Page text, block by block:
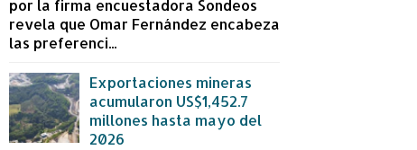
por la firma encuestadora Sondeos
revela que Omar Fernández encabeza
las preferenci...
Exportaciones mineras
acumularon US$1,452.7
millones hasta mayo del
2026